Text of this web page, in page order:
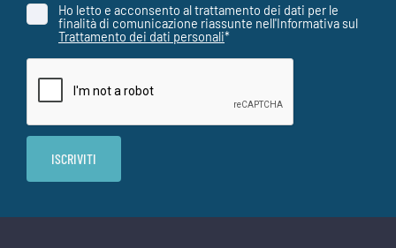
Ho letto e acconsento al trattamento dei dati per le
finalità di comunicazione riassunte nell'Informativa sul
Trattamento dei dati personali*